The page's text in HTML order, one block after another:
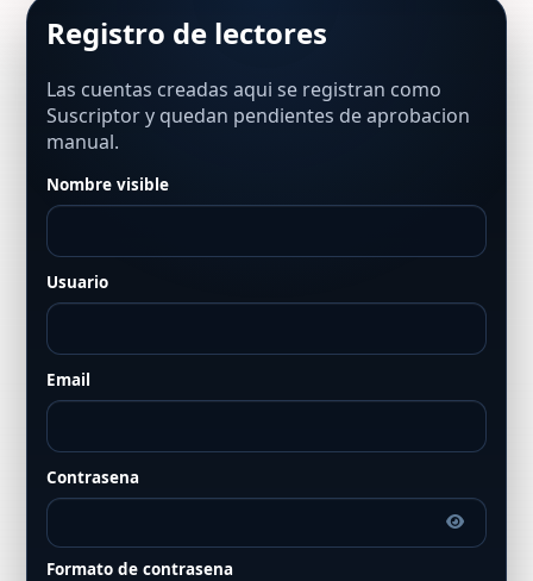
Registro de lectores
Las cuentas creadas aqui se registran como
Suscriptor y quedan pendientes de aprobacion
manual.
Nombre visible
Usuario
Email
Contrasena
Formato de contrasena